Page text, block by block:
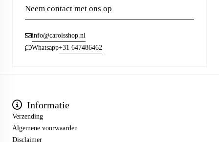
Neem contact met ons op
info@carolsshop.nl
Whatsapp+31 647486462
Informatie
Verzending
Algemene voorwaarden
Disclaimer